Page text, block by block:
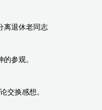
离退休老同志
参观。
交换感想。